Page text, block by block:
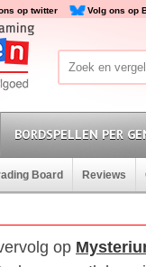
op twitter Volg ons op
BORDSPELLEN PER
Board Reviews
op